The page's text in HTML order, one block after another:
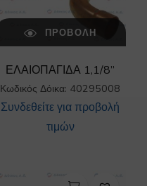
ΠΡΟΒΟΛΉ
ΕΛΑΙΟΠΑΓΙΔΑ 1,1/8”
Κωδικός Δόικα: 40295008
Συνδεθείτε για προβολή
τιμών